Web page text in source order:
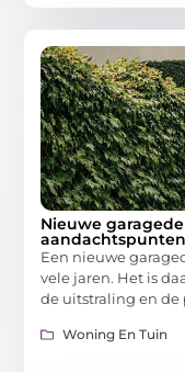
Nieuwe
aandachtspunten
Een nieuwe
vele jaren. Het is
de uitstraling en de
Woning En Tuin